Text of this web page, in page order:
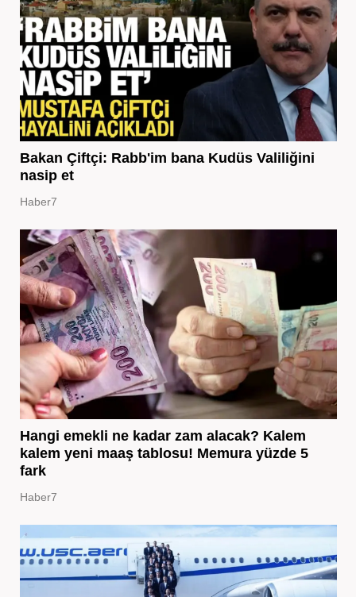
Bakan Çiftçi: Rabb'im bana Kudüs Valiliğini
nasip et
Haber7
Hangi emekli ne kadar zam alacak? Kalem
kalem yeni maaş tablosu! Memura yüzde 5
fark
Haber7